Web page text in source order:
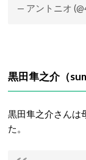
— アントニオ
黒田隼之介（
黒田隼之介さんは
た。